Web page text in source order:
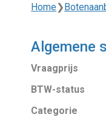
Home❯
Algemene
Vraagprijs
BTW-status
Categorie